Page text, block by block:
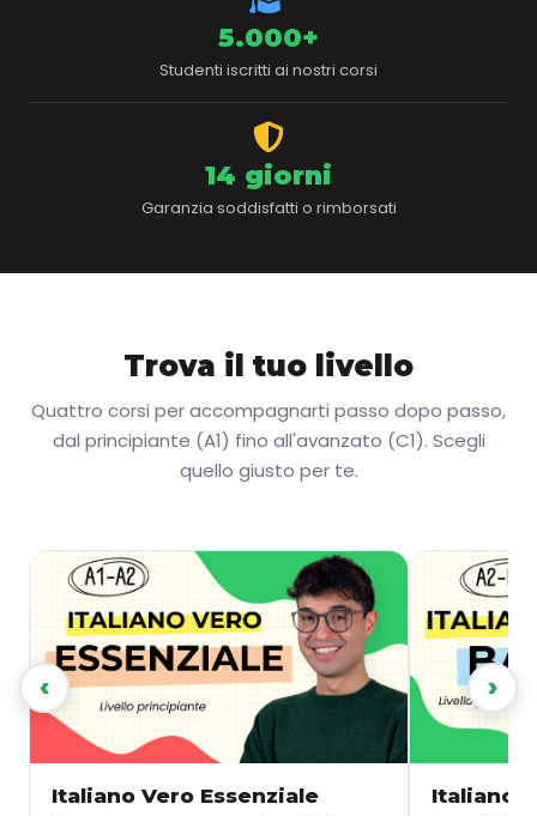
5.000+
Studenti iscritti ai nostri corsi
14 giorni
Garanzia soddisfatti o rimborsati
Trova il tuo livello
Quattro corsi per accompagnarti passo dopo passo,
dal principiante (A1) fino all'avanzato (C1). Scegli
quello giusto per te.
‹ ›
Italiano Vero Essenziale Italiano